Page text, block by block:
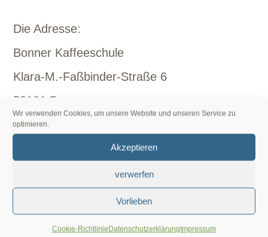
Wir verwenden Cookies, um unsere Website und unseren Service zu
optimieren.
Akzeptieren
verwerfen
Vorlieben
Cookie-RichtlinieDatenschutzerklärungImpressum
Die Adresse:
Bonner Kaffeeschule
Klara-M.-Faßbinder-Straße 6
53121 Bonn
Gefällt mir:
Ähnliche Beiträge